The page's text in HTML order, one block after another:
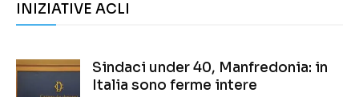
INIZIATIVE ACLI
Sindaci under 40, Manfredonia: in
Italia sono ferme intere